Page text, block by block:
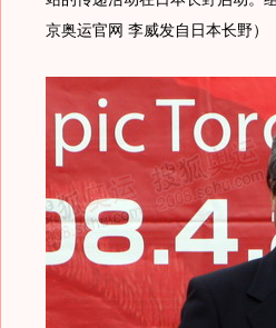
京奥运官网 李威发自日本长野）